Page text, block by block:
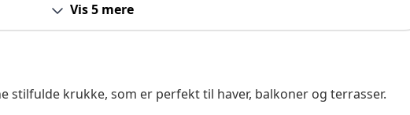
Vis 5 mere
stilfulde krukke, som er perfekt til haver, balkoner og terrasser.